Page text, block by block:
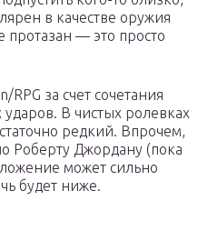
в качестве оружия
протазан — это просто
RPG за счет сочетания
В чистых ролевках
редкий. Впрочем,
Роберту Джордану (пока
может сильно
будет ниже.